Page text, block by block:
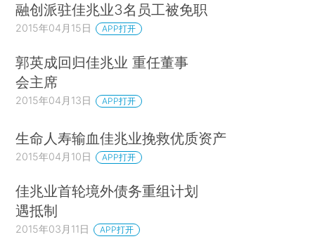
融创派驻佳兆业3名员工被免职
2015年04月15日 APP打开
郭英成回归佳兆业 重任董事
会主席
2015年04月13日 APP打开
生命人寿输血佳兆业挽救优质资产
2015年04月10日 APP打开
佳兆业首轮境外债务重组计划
遇抵制
2015年03月11日 APP打开